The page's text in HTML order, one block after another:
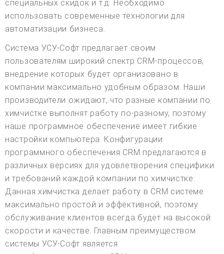
специальных скидок и т.д. Необходимо
использовать современные технологии для
автоматизации бизнеса.
Система УСУ-Софт предлагает своим
пользователям широкий спектр CRM-процессов,
внедрение которых будет организовано в
компании максимально удобным образом. Наши
производители ожидают, что разные компании по
химчистке выполнят работу по-разному, поэтому
наше программное обеспечение имеет гибкие
настройки компьютера. Конфигурации
программного обеспечения CRM предлагаются в
различных версиях для удовлетворения специфики
и требований каждой компании по химчистке.
Данная химчистка делает работу в CRM системе
максимально простой и эффективной, поэтому
обслуживание клиентов всегда будет на высокой
скорости и качестве. Главным преимуществом
системы УСУ-Софт является